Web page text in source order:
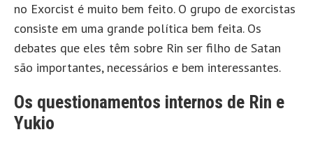
no Exorcist é muito bem feito. O grupo de exorcistas
consiste em uma grande política bem feita. Os
debates que eles têm sobre Rin ser filho de Satan
são importantes, necessários e bem interessantes.
Os questionamentos internos de Rin e
Yukio